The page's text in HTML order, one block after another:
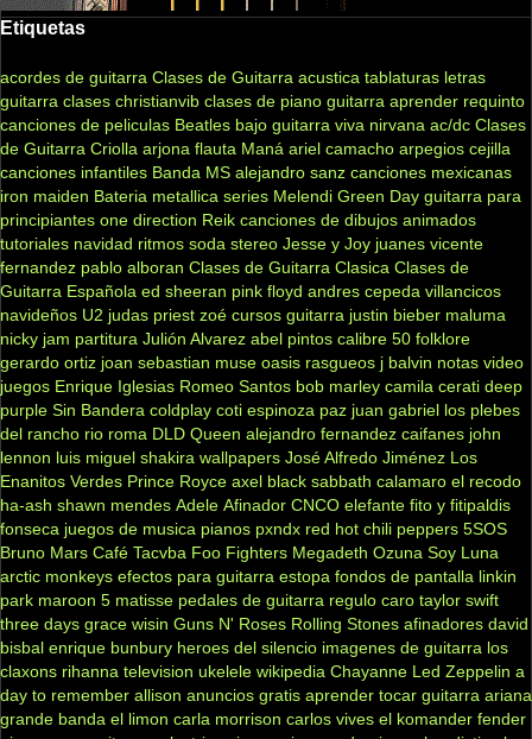
Etiquetas
acordes de guitarra Clases de Guitarra acustica tablaturas letras
guitarra clases christianvib clases de piano guitarra aprender requinto
canciones de peliculas Beatles bajo guitarra viva nirvana ac/dc Clases
de Guitarra Criolla arjona flauta Maná ariel camacho arpegios cejilla
canciones infantiles Banda MS alejandro sanz canciones mexicanas
iron maiden Bateria metallica series Melendi Green Day guitarra para
principiantes one direction Reik canciones de dibujos animados
tutoriales navidad ritmos soda stereo Jesse y Joy juanes vicente
fernandez pablo alboran Clases de Guitarra Clasica Clases de
Guitarra Española ed sheeran pink floyd andres cepeda villancicos
navideños U2 judas priest zoé cursos guitarra justin bieber maluma
nicky jam partitura Julión Alvarez abel pintos calibre 50 folklore
gerardo ortiz joan sebastian muse oasis rasgueos j balvin notas video
juegos Enrique Iglesias Romeo Santos bob marley camila cerati deep
purple Sin Bandera coldplay coti espinoza paz juan gabriel los plebes
del rancho rio roma DLD Queen alejandro fernandez caifanes john
lennon luis miguel shakira wallpapers José Alfredo Jiménez Los
Enanitos Verdes Prince Royce axel black sabbath calamaro el recodo
ha-ash shawn mendes Adele Afinador CNCO elefante fito y fitipaldis
fonseca juegos de musica pianos pxndx red hot chili peppers 5SOS
Bruno Mars Café Tacvba Foo Fighters Megadeth Ozuna Soy Luna
arctic monkeys efectos para guitarra estopa fondos de pantalla linkin
park maroon 5 matisse pedales de guitarra regulo caro taylor swift
three days grace wisin Guns N' Roses Rolling Stones afinadores david
bisbal enrique bunbury heroes del silencio imagenes de guitarra los
claxons rihanna television ukelele wikipedia Chayanne Led Zeppelin a
day to remember allison anuncios gratis aprender tocar guitarra ariana
grande banda el limon carla morrison carlos vives el komander fender